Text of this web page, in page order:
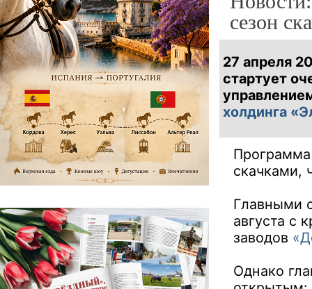
сезон
27 апреля
стартует
холдинга
скачками,
Главными
августа с
заводов
Однако